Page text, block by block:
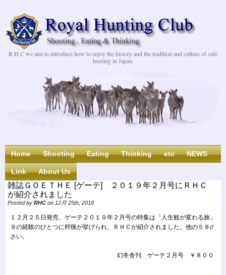
R.H.C we aim to introduce how to enjoy the history and the tradition and culture of safe
hunting in Japan.
Home Shooting Eating Thinking etc NEWS
Link About Us
雑誌ＧＯＥＴＨＥ [ゲーテ] ２０１９年２月号にＲＨＣ
が紹介されました
Posted by RHC on 12月 25th, 2018
１２月２５日発売、ゲーテ２０１９年２月号の特集は「人生観が変わる旅」で
９の経験のひとつに狩猟が挙げられ、ＲＨＣが紹介されました。他の５８の経
さい。
幻冬舎刊 ゲーテ２月号 ￥８００－